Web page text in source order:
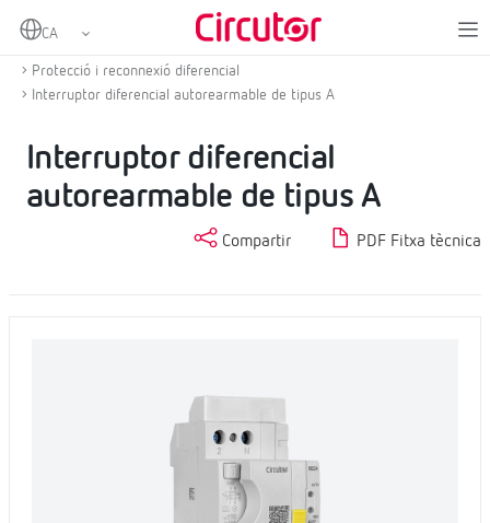
Home
Protecció i reconnexió diferencial
Interruptor diferencial autorearmable de tipus A
Interruptor diferencial
autorearmable de tipus A
Compartir PDF Fitxa tècnica